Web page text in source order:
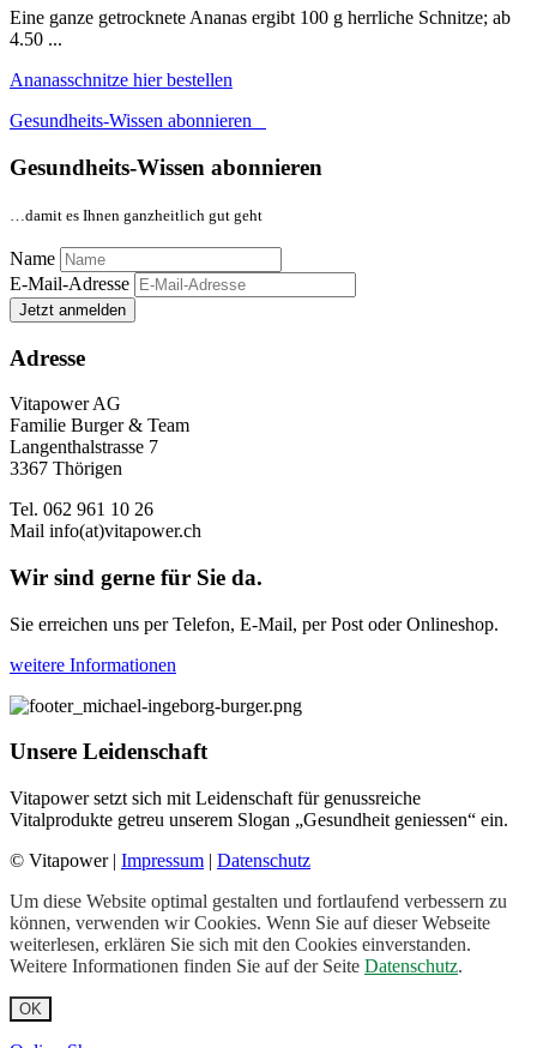
Eine ganze getrocknete Ananas ergibt 100 g herrliche Schnitze; ab
4.50 ...
Ananasschnitze hier bestellen
Gesundheits-Wissen abonnieren
Gesundheits-Wissen abonnieren
…damit es Ihnen ganzheitlich gut geht
Name
E-Mail-Adresse
Jetzt anmelden
Adresse
Vitapower AG
Familie Burger & Team
Langenthalstrasse 7
3367 Thörigen
Tel. 062 961 10 26
Mail info(at)vitapower.ch
Wir sind gerne für Sie da.
Sie erreichen uns per Telefon, E-Mail, per Post oder Onlineshop.
weitere Informationen
Unsere Leidenschaft
Vitapower setzt sich mit Leidenschaft für genussreiche
Vitalprodukte getreu unserem Slogan „Gesundheit geniessen“ ein.
© Vitapower | Impressum | Datenschutz
Um diese Website optimal gestalten und fortlaufend verbessern zu
können, verwenden wir Cookies. Wenn Sie auf dieser Webseite
weiterlesen, erklären Sie sich mit den Cookies einverstanden.
Weitere Informationen finden Sie auf der Seite Datenschutz.
OK